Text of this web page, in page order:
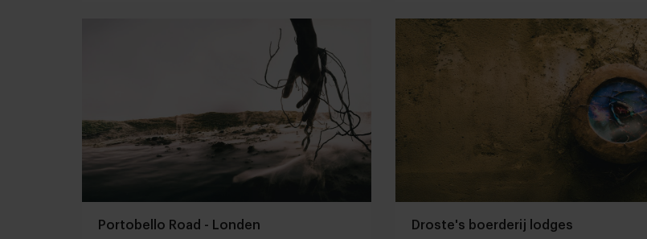
Portobello Road - Londen Droste's boerderij lodges